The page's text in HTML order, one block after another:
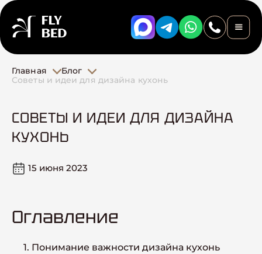
Главная
Блог
Советы и идеи для дизайна кухонь
СОВЕТЫ И ИДЕИ ДЛЯ ДИЗАЙНА
КУХОНЬ
15 июня 2023
Оглавление
1. Понимание важности дизайна кухонь